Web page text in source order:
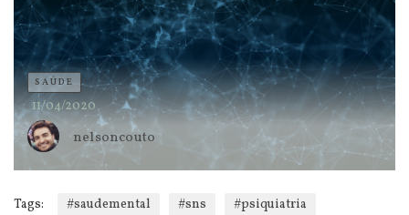
SAÚDE
11/04/2020
nelsoncouto
Tags: #saudemental #sns
#psiquiatria